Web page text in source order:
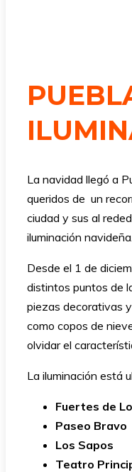
La navidad llegó a
queridos de un
ciudad y sus al
iluminación navideña.
Desde el 1 de
distintos puntos de
piezas decorativas
como copos de
olvidar el
La iluminación está
Fuertes de
Paseo Bravo
Los Sapos
Teatro